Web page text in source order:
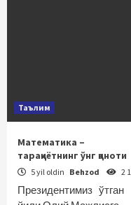
Таълим
Математика –
тараққиётнинг ўнг қаноти
5 yil oldin Behzod 2
Президентимиз ўтган